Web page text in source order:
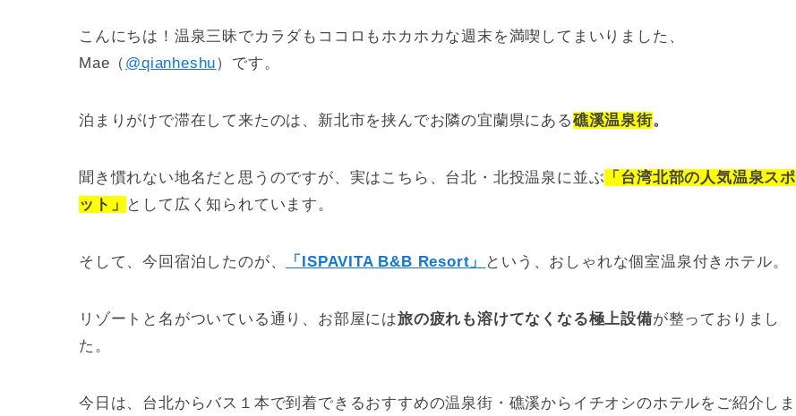
こんにちは！温泉三昧でカラダもココロもホカホカな週末を満喫してまいりました、
Mae（ @qianheshu）です。
泊まりがけで滞在して来たのは、新北市を挟んでお隣の宜蘭県にある礁溪温泉街。
聞き慣れない地名だと思うのですが、実はこちら、台北・北投温泉に並ぶ 「台湾北部の人気温泉スポ
ット」
として広く知られています。
そして、今回宿泊したのが、 「ISPAVITA B&B Resort」 という、おしゃれな個室温泉付きホテル。
リゾートと名がついている通り、お部屋には旅の疲れも溶けてなくなる極上設備が整っておりまし
た。
今日は、台北からバス１本で到着できるおすすめの温泉街・礁溪からイチオシのホテルをご紹介しま